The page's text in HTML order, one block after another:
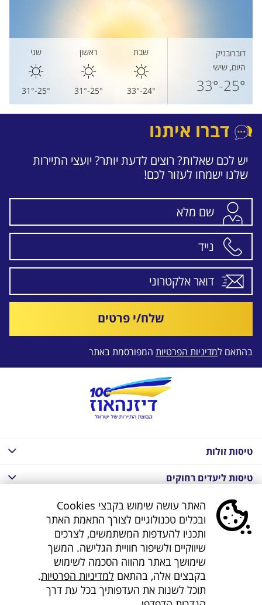
דוברובניק
היום, שישי
25°-33°
שבת
24°-33°
ראשון
25°-31°
שני
25°-31°
דברו איתנו
יש לכם שאלות? רוצים לדעת יותר? יועצי התיירות
שלנו ישמחו לעזור לכם!
שלח/י פרטים
בהתאם למדיניות הפרטיות המפורסמת באתר
טיסות זולות
טיסות ליעדים רחוקים
חבילות נופש בחו"ל
חבילות נופש בחו"ל
חבילות טוס וסע
דילים לחו"ל
האתר עושה שימוש בקבצי Cookies
ובכלים טכנולוגיים לצורך התאמת האתר
ותכניו להעדפות המשתמשים, לצרכים
שיווקיים ולשיפור חוויית הגלישה. המשך
שימושך באתר מהווה הסכמה לשימוש
בקבצים אלה, בהתאם למדיניות הפרטיות.
תוכל לשנות את העדפותיך בכל עת דרך